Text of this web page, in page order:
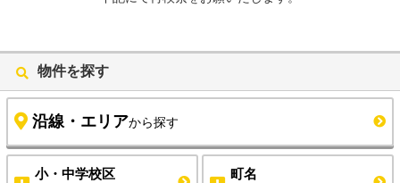
物件を探す
沿線・エリアから探す
小・中学校区 町名